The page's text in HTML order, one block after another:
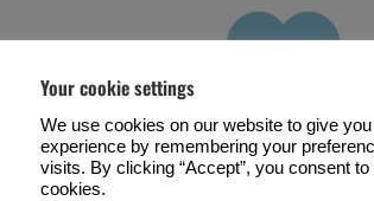

Perché facciamo quello
Your cookie settings
We use cookies on our website to give
experience by remembering your
visits. By clicking “Accept”, you consent to
cookies.